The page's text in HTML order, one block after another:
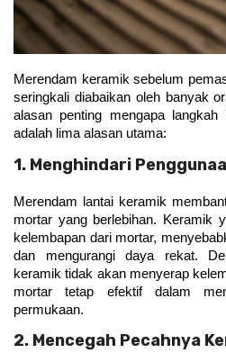
Merendam keramik sebelum
seringkali diabaikan oleh banyak
alasan penting mengapa
adalah lima alasan utama:
1. Menghindari
Merendam lantai keramik
mortar yang berlebihan. Keramik
kelembapan dari mortar,
dan mengurangi daya rekat.
keramik tidak akan menyerap
mortar tetap efektif dalam
permukaan.
2. Mencegah Pecahnya